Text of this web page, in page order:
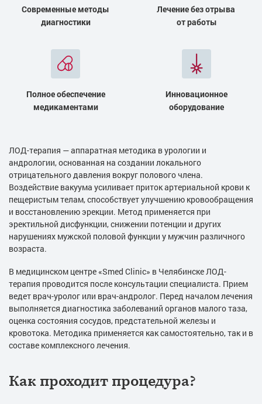
Современные методы
диагностики
Лечение без отрыва
от работы
Полное обеспечение
медикаментами
Инновационное
оборудование
ЛОД-терапия — аппаратная методика в урологии и
андрологии, основанная на создании локального
отрицательного давления вокруг полового члена.
Воздействие вакуума усиливает приток артериальной крови к
пещеристым телам, способствует улучшению кровообращения
и восстановлению эрекции. Метод применяется при
эректильной дисфункции, снижении потенции и других
нарушениях мужской половой функции у мужчин различного
возраста.
В медицинском центре «Smed Clinic» в Челябинске ЛОД-
терапия проводится после консультации специалиста. Прием
ведет врач-уролог или врач-андролог. Перед началом лечения
выполняется диагностика заболеваний органов малого таза,
оценка состояния сосудов, предстательной железы и
кровотока. Методика применяется как самостоятельно, так и в
составе комплексного лечения.
Как проходит процедура?